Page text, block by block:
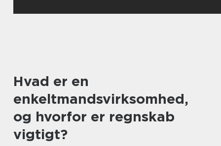
Hvad er en
enkeltmandsvirksomhed,
og hvorfor er regnskab
vigtigt?